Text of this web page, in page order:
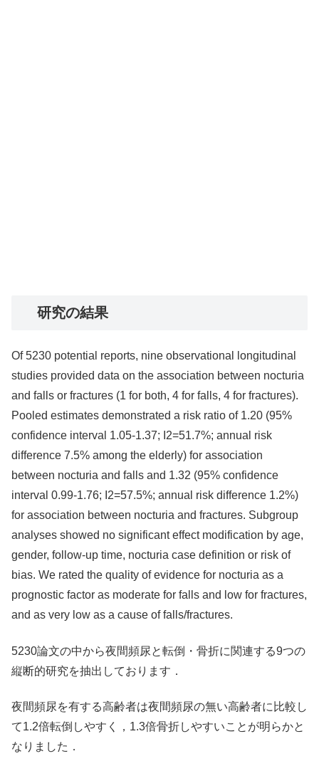
研究の結果
Of 5230 potential reports, nine observational longitudinal
studies provided data on the association between nocturia
and falls or fractures (1 for both, 4 for falls, 4 for fractures).
Pooled estimates demonstrated a risk ratio of 1.20 (95%
confidence interval 1.05-1.37; I2=51.7%; annual risk
difference 7.5% among the elderly) for association
between nocturia and falls and 1.32 (95% confidence
interval 0.99-1.76; I2=57.5%; annual risk difference 1.2%)
for association between nocturia and fractures. Subgroup
analyses showed no significant effect modification by age,
gender, follow-up time, nocturia case definition or risk of
bias. We rated the quality of evidence for nocturia as a
prognostic factor as moderate for falls and low for fractures,
and as very low as a cause of falls/fractures.
5230論文の中から夜間頻尿と転倒・骨折に関連する9つの
縦断的研究を抽出しております．
夜間頻尿を有する高齢者は夜間頻尿の無い高齢者に比較し
て1.2倍転倒しやすく，1.3倍骨折しやすいことが明らかと
なりました．